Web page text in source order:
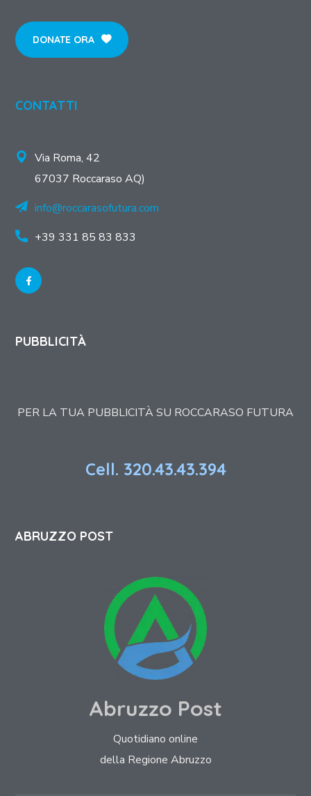
DONATE ORA
CONTATTI
Via Roma, 42
67037 Roccaraso AQ)
info@roccarasofutura.com
+39 331 85 83 833
PUBBLICITÀ
PER LA TUA PUBBLICITÀ SU ROCCARASO FUTURA
Cell. 320.43.43.394
ABRUZZO POST
Abruzzo Post
Quotidiano online
della Regione Abruzzo